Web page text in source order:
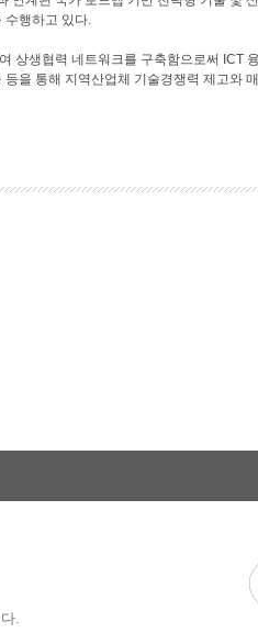
수행하고 있다.
상생협력 네트워크를 구축함으로써 ICT
을 통해 지역산업체 기술경쟁력 제고와
.